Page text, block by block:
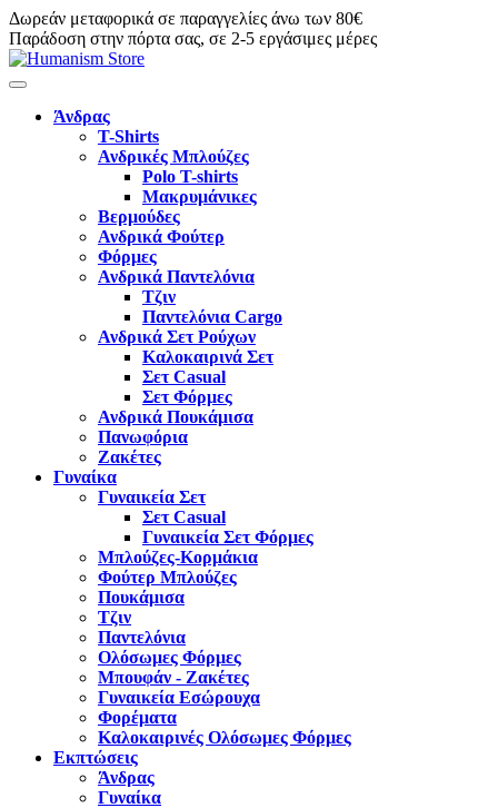
Δωρεάν μεταφορικά σε παραγγελίες άνω των 80€
Παράδοση στην πόρτα σας, σε 2-5 εργάσιμες μέρες
Άνδρας
T-Shirts
Ανδρικές Μπλούζες
Polo T-shirts
Μακρυμάνικες
Βερμούδες
Ανδρικά Φούτερ
Φόρμες
Ανδρικά Παντελόνια
Τζιν
Παντελόνια Cargo
Ανδρικά Σετ Ρούχων
Καλοκαιρινά Σετ
Σετ Casual
Σετ Φόρμες
Ανδρικά Πουκάμισα
Πανωφόρια
Ζακέτες
Γυναίκα
Γυναικεία Σετ
Σετ Casual
Γυναικεία Σετ Φόρμες
Μπλούζες-Κορμάκια
Φούτερ Μπλούζες
Πουκάμισα
Τζιν
Παντελόνια
Ολόσωμες Φόρμες
Μπουφάν - Ζακέτες
Γυναικεία Εσώρουχα
Φορέματα
Καλοκαιρινές Ολόσωμες Φόρμες
Εκπτώσεις
Άνδρας
Γυναίκα